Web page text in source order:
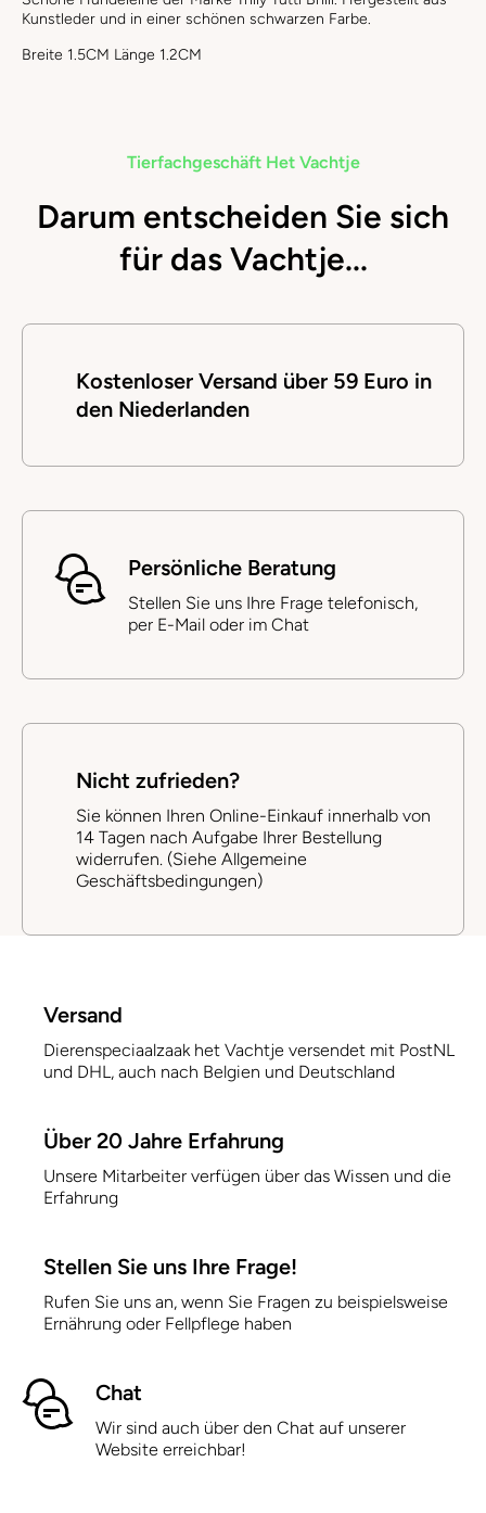
Kunstleder und in einer schönen schwarzen Farbe.
Breite 1.5CM Länge 1.2CM
Tierfachgeschäft Het Vachtje
Darum entscheiden Sie sich
für das Vachtje...
Kostenloser Versand über 59 Euro in
den Niederlanden
Persönliche Beratung
Stellen Sie uns Ihre Frage telefonisch,
per E-Mail oder im Chat
Nicht zufrieden?
Sie können Ihren Online-Einkauf innerhalb von
14 Tagen nach Aufgabe Ihrer Bestellung
widerrufen. (Siehe Allgemeine
Geschäftsbedingungen)
Versand
Dierenspeciaalzaak het Vachtje versendet mit PostNL
und DHL, auch nach Belgien und Deutschland
Über 20 Jahre Erfahrung
Unsere Mitarbeiter verfügen über das Wissen und die
Erfahrung
Stellen Sie uns Ihre Frage!
Rufen Sie uns an, wenn Sie Fragen zu beispielsweise
Ernährung oder Fellpflege haben
Chat
Wir sind auch über den Chat auf unserer
Website erreichbar!